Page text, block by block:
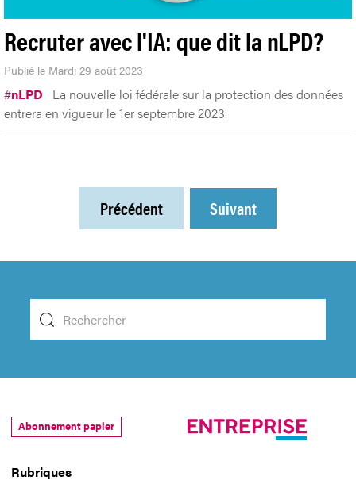
Recruter avec l'IA: que dit la nLPD?
Publié le Mardi 29 août 2023
#nLPD
La nouvelle loi fédérale sur la protection des données
entrera en vigueur le 1er septembre 2023.
Précédent Suivant
Rubriques
Abonnement papier